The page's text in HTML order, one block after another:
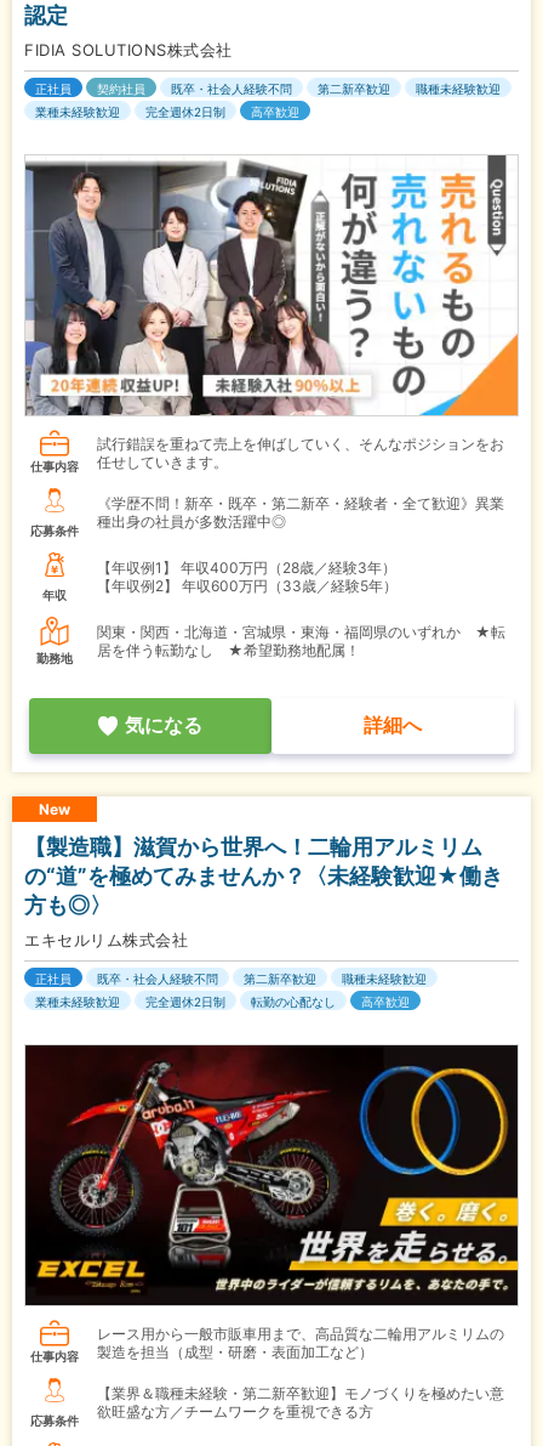
認定
FIDIA SOLUTIONS株式会社
正社員 契約社員 既卒・社会人経験不問 第二新卒歓迎
職種未経験歓迎
業種未経験歓迎
完全週休2日制 高卒歓迎
仕事内容
試行錯誤を重ねて売上を伸ばしていく、そんなポジションをお
任せしていきます。
応募条件
《学歴不問！新卒・既卒・第二新卒・経験者・全て歓迎》異業
種出身の社員が多数活躍中◎
年収
【年収例1】
年収400万円（28歳／経験3年）
【年収例2】
年収600万円（33歳／経験5年）
勤務地
関東・関西・北海道・宮城県・東海・福岡県のいずれか ★転
居を伴う転勤なし ★希望勤務地配属！
気になる 詳細へ
New
【製造職】滋賀から世界へ！二輪用アルミリム
の“道”を極めてみませんか？〈未経験歓迎★働き
方も◎〉
エキセルリム株式会社
正社員 既卒・社会人経験不問 第二新卒歓迎
職種未経験歓迎
業種未経験歓迎
完全週休2日制 転勤の心配なし 高卒歓迎
仕事内容
レース用から一般市販車用まで、高品質な二輪用アルミリムの
製造を担当（成型・研磨・表面加工など）
応募条件
【業界＆職種未経験・第二新卒歓迎】モノづくりを極めたい意
欲旺盛な方／チームワークを重視できる方